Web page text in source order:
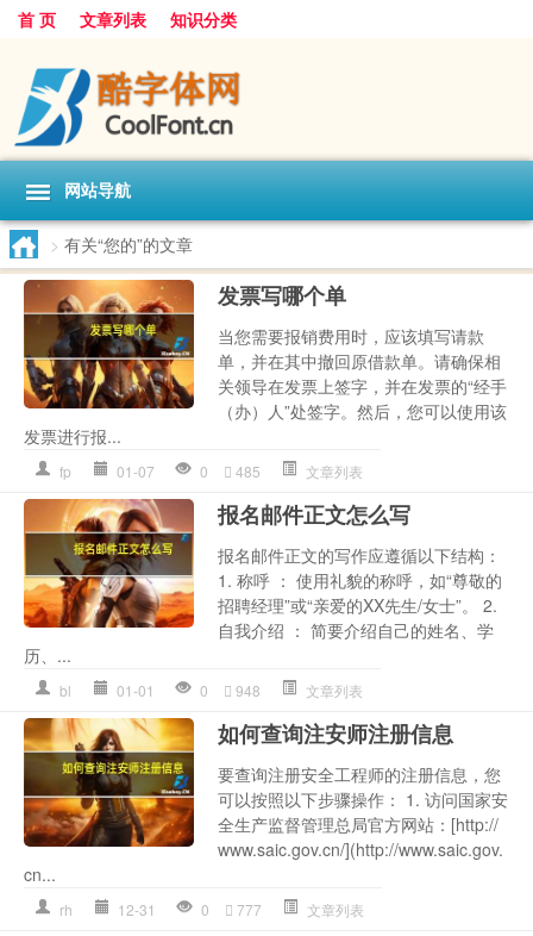
首 页 文章列表 知识分类
网站导航
> 有关“您的”的文章
发票写哪个单
当您需要报销费用时，应该填写请款
单，并在其中撤回原借款单。请确保相
关领导在发票上签字，并在发票的“经手
（办）人”处签字。然后，您可以使用该
发票进行报...
fp 01-07 0 485 文章列表
报名邮件正文怎么写
报名邮件正文的写作应遵循以下结构：
1. 称呼 ： 使用礼貌的称呼，如“尊敬的
招聘经理”或“亲爱的XX先生/女士”。 2.
自我介绍 ： 简要介绍自己的姓名、学
历、...
bl 01-01 0 948 文章列表
如何查询注安师注册信息
要查询注册安全工程师的注册信息，您
可以按照以下步骤操作： 1. 访问国家安
全生产监督管理总局官方网站：[http://
www.saic.gov.cn/](http://www.saic.gov.
cn...
rh 12-31 0 777 文章列表